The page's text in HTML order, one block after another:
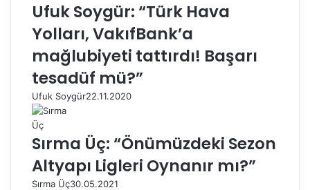
Ufuk Soygür: “Türk Hava
Yolları, VakıfBank’a
mağlubiyeti tattırdı! Başarı
tesadüf mü?”
Ufuk Soygür22.11.2020
Sırma Üç: “Önümüzdeki Sezon
Altyapı Ligleri Oynanır mı?”
Sırma Üç30.05.2021